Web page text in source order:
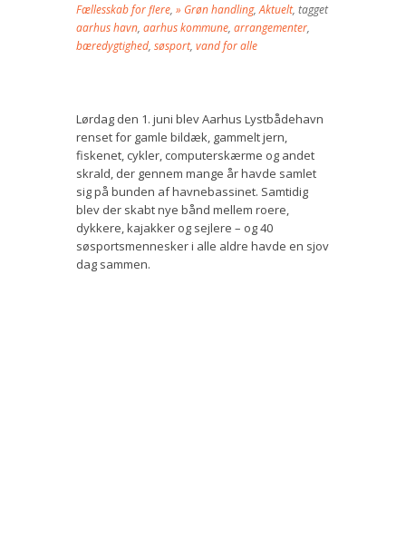
FORSKNING
Om Sager der Samler
Bliv medlem
Fællesskab for flere, » Grøn handling,Aktuelt, tagget
aarhus havn, aarhus kommune, arrangementer,
bæredygtighed, søsport, vand for alle
Lørdag den 1. juni blev Aarhus Lystbådehavn
renset for gamle bildæk, gammelt jern,
fiskenet, cykler, computerskærme og andet
skrald, der gennem mange år havde samlet
sig på bunden af havnebassinet. Samtidig
blev der skabt nye bånd mellem roere,
dykkere, kajakker og sejlere – og 40
søsportsmennesker i alle aldre havde en sjov
dag sammen.